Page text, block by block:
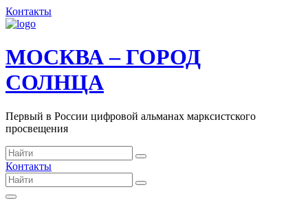
Контакты
МОСКВА – ГОРОД
СОЛНЦА
Первый в России цифровой альманах марксистского
просвещения
Контакты